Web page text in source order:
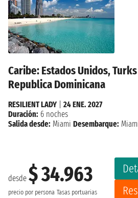
Caribe: Estados Unidos,
Republica Dominicana
desde $ 34.963
precio por persona Tasas portuarias
RESILIENT LADY
24 ENE. 2027
Duración: 6 noches
Salida desde: Miami Desembarque: